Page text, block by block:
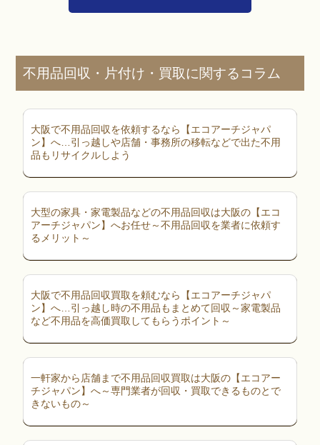
不用品回収・片付け・買取に関するコラム
大阪で不用品回収を依頼するなら【エコアーチジャパ
ン】へ…引っ越しや店舗・事務所の移転などで出た不用
品もリサイクルしよう
大型の家具・家電製品などの不用品回収は大阪の【エコ
アーチジャパン】へお任せ～不用品回収を業者に依頼す
るメリット～
大阪で不用品回収買取を頼むなら【エコアーチジャパ
ン】へ…引っ越し時の不用品もまとめて回収～家電製品
など不用品を高価買取してもらうポイント～
一軒家から店舗まで不用品回収買取は大阪の【エコアー
チジャパン】へ～専門業者が回収・買取できるものとで
きないもの～